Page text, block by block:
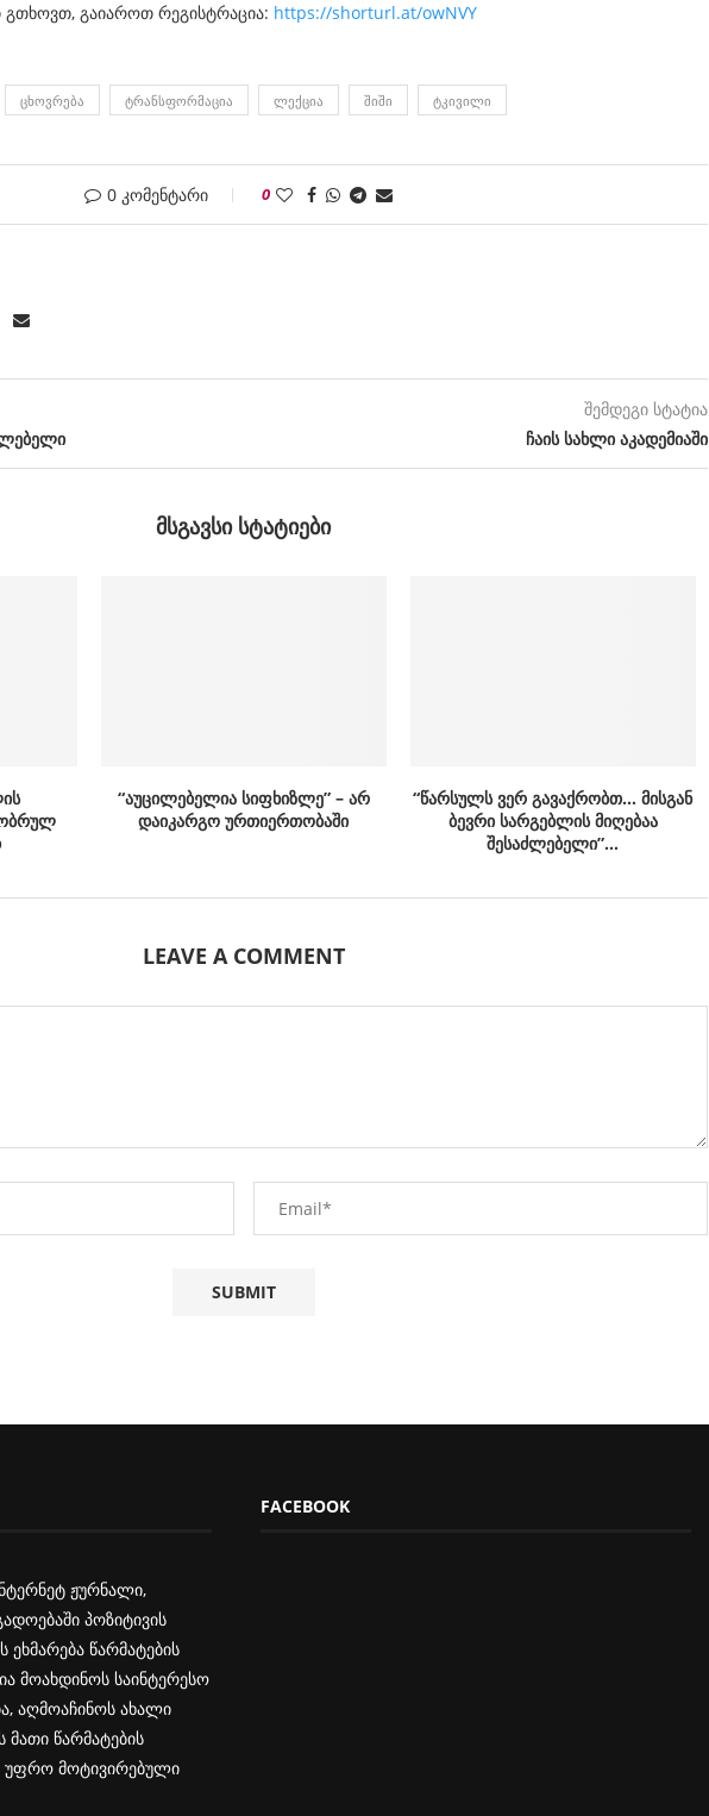
გთხოვთ, გაიაროთ რეგისტრაცია: https://shorturl.at/owNVY
ᲪᲮᲝᲕᲠᲔᲑᲐ ᲢᲠᲐᲜᲡᲤᲝᲠᲛᲐᲪᲘᲐ ᲚᲔᲥᲪᲘᲐ ᲨᲘᲨᲘ ᲢᲙᲘᲕᲘᲚᲘ
0 კომენტარი 0
შემდეგი სტატია
ჩაის სახლი აკადემიაში
ᲛᲡᲒᲐᲕᲡᲘ ᲡᲢᲐᲢᲘᲔᲑᲘ
“აუცილებელია სიფხიზლე” – არ
დაიკარგო ურთიერთობაში
“წარსულს ვერ გავაქრობთ… მისგან
ბევრი სარგებლის მიღებაა
შესაძლებელი”…
LEAVE A COMMENT
ჟურნალი,
პოზიტივის
წარმატების
მოახდინოს საინტერესო
აღმოაჩინოს ახალი
მათი წარმატების
უფრო მოტივირებული
FACEBOOK